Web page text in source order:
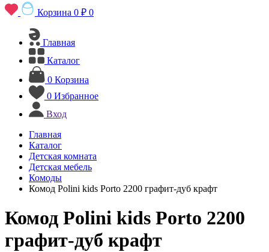
Корзина 0 ₽ 0
Главная
Каталог
0 Корзина
0 Избранное
Вход
Главная
Каталог
Детская комната
Детская мебель
Комоды
Комод Polini kids Porto 2200 графит-дуб крафт
Комод Polini kids Porto 2200
графит-дуб крафт